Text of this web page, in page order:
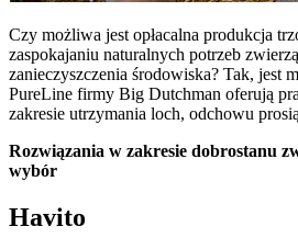
Czy możliwa jest opłacalna produkcja
zaspokajaniu naturalnych potrzeb
zanieczyszczenia środowiska? Tak, jest
PureLine firmy Big Dutchman oferują
zakresie utrzymania loch, odchowu
Rozwiązania w zakresie dobrostanu
wybór
Havito